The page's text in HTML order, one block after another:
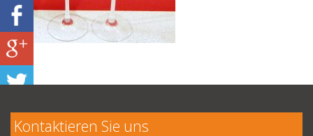
Kontaktieren Sie uns